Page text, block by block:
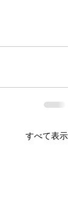
すべて表示